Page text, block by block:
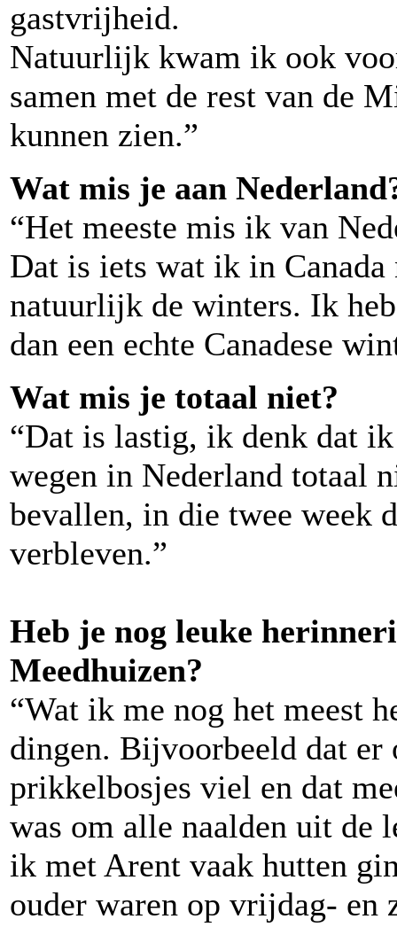
gastvrijheid.
Natuurlijk kwam ik ook
samen met de rest van de
kunnen zien.”
Wat mis je aan
“Het meeste mis ik van
Dat is iets wat ik in
natuurlijk de winters. Ik
dan een echte Canadese
Wat mis je totaal niet?
“Dat is lastig, ik denk dat
wegen in Nederland totaal
bevallen, in die twee week
verbleven.”
Heb je nog leuke
Meedhuizen?
“Wat ik me nog het meest
dingen. Bijvoorbeeld dat er
prikkelbosjes viel en dat
was om alle naalden uit de
ik met Arent vaak hutten
ouder waren op vrijdag- en